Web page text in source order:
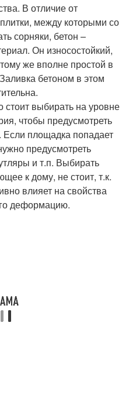
В отличие от
между которыми со
сорняки, бетон –
Он износостойкий,
же вполне простой в
бетоном в этом
стоит выбирать на уровне
чтобы предусмотреть
Если площадка попадает
предусмотреть
и т.п. Выбирать
к дому, не стоит, т.к.
влияет на свойства
деформацию.